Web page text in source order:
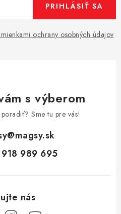
ochrany osobných údajov
PRIHLÁSIŤ SA
s výberom
Sme tu pre vás!
@magsy.sk
989 695